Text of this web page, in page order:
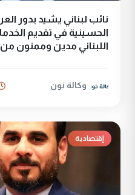
نائب لبناني يشيد بدور
الحسينية في تقديم
اللبناني مدين وممنون من
وكالة نون
إقتصادية